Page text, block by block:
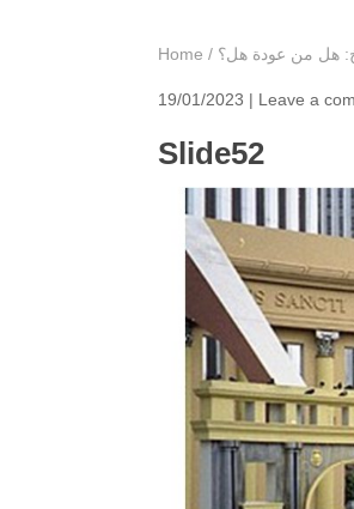
Home / هل من عودة هل؟
19/01/2023 | Leave a
Slide52